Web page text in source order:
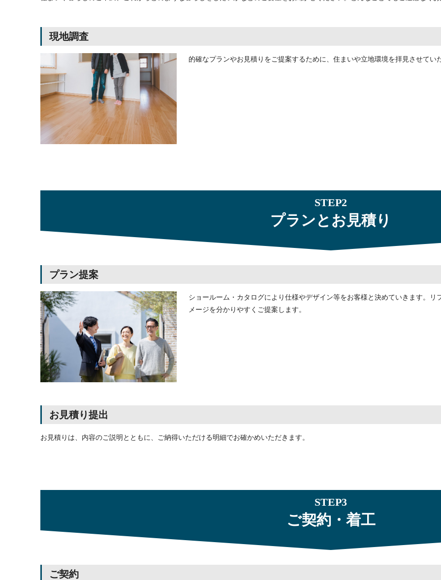
現地調査
的確なプランやお見積りをご提案するために、住まいや立地環境を拝見させてい
STEP2
プランとお見積り
プラン提案
ショールーム・カタログにより仕様やデザイン等をお客様と決めていきます。
メージを分かりやすくご提案します。
お見積り提出
お見積りは、内容のご説明とともに、ご納得いただける明細でお確かめいただきます。
STEP3
ご契約・着工
ご契約